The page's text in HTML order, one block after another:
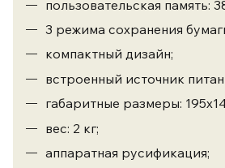
пользовательская память:
3 режима сохранения
компактный дизайн;
встроенный источник
габаритные размеры:
вес: 2 кг;
аппаратная русификация;